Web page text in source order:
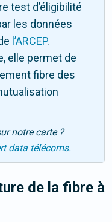
test d’éligibilité
les données
l’ARCEP.
elle permet de
fibre des
notre carte ?
data télécoms.
de la fibre à